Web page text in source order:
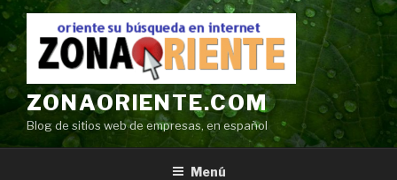
Ir
contenido
ZONAORIENTE.COM
Blog de sitios web de empresas, en español
Menú